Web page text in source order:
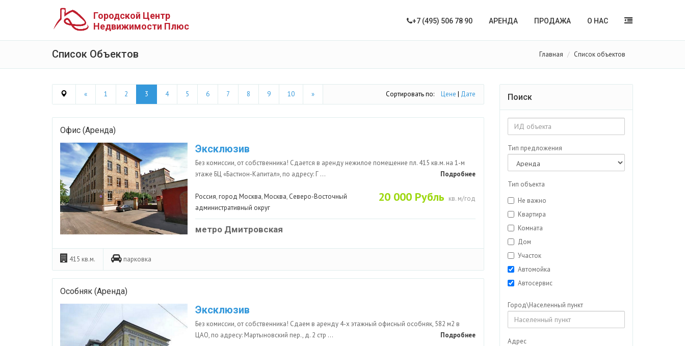
Городской Центр
Недвижимости Плюс
+7 (495) 506 78 90 АРЕНДА ПРОДАЖА О НАС
Список Объектов Главная Список объектов
« 1 2 3 4 5 6 7 8 9 10 » Сортировать по: Цене | Дате
Офис (Аренда)
Эксклюзив
Без комиссии, от собственника! Сдается в аренду нежилое помещение пл. 415 кв.м. на 1-м
этаже БЦ «Бастион-Капитал», по адресу: Г ...
Подробнее
20 000 Рубль кв. м/год
Россия,город Москва,Москва, Северо-Восточный
административный округ
метро Дмитровская
415 кв.м. парковка
Особняк (Аренда)
Эксклюзив
Без комиссии, от собственника! Сдаем в аренду 4-х этажный офисный особняк, 582 м2 в
ЦАО, по адресу: Мартыновский пер., д. 2 стр ...
Подробнее
Поиск
Тип предложения
Тип объекта
Не важно
Квартира
Комната
Дом
Участок
Автомойка
Автосервис
Гараж/Машиноместо
Гостиничный комплекс
Дача
Город\Населенный пункт
Адрес